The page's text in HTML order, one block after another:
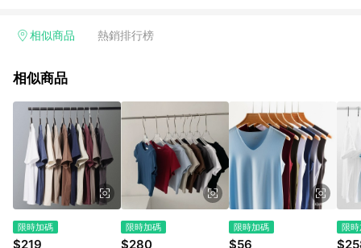
單，皆不在點數回饋範圍內。 3. 如購買以下類別商品，將無法獲
球嚴選、商城、專案商品、「草莓網」全館商品。 4. 如取消訂
回饋。 5. 點數回饋會扣除所有折扣優惠後之最終發票金額計算，
實際回饋請依LINE購物通知為主。 6. 訂單如有使用東森購物
ETMall站內之折扣優惠(包含但不限於東森幣、樂透金、東森現金
券等)，不具點數回饋資格。詳細請依東森購物ETMall之結帳頁面
顯示為準。 7. LINE購物設有「單一商品最高回饋點數」機制(特
殊活動時開放「回饋無上限」)，以同一訂單中同一商品不論件數
計算，並依訂單成立時間當下LINE購物所設定的回饋機制為準。
如顯示之商品規格、顏色、價位、贈品與東森購物ETMall銷售網
相似商品 熱銷排行榜
相似商品
限時加碼
$219
限時加碼
$280
限時加碼
$56
限